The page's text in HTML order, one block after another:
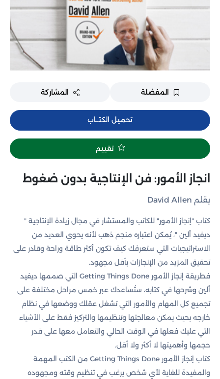
المفضلة المشاركة
تحميل الكتــاب
تقييم
انجاز الأمور: فن الإنتاجية بدون ضغوط
بقلم David Allen
كتاب "إنجاز الأمور" للكاتب والمستشار في مجال زيادة الإنتاجية "
ديفيد ألين "، يُمكن اعتباره منجم ذهب لأنه يحوي العديد من
الاستراتيجيات التي ستعرفك كيف تكون أكثر طاقة وراحة وقادر على
تحقيق المزيد من الإنجازات بأقل مجهود.
فطريقة إنجاز الأمور Getting Things Done التي صممها ديفيد
ألين وشرحها في كتابه، ستُساعدك عبر خمس مراحل مختلفة على
تجميع كل المهام والأمور التي تشغل عقلك ووضعها في نظام
خارجه بحيث يمكن معالجتها وتنظيمها والتركيز فقط على الأشياء
التي عليك فعلها في الوقت الحالي والتعامل معها على قدر
حجمها وأهميتها لا أكثر ولا أقل.
كتاب إنجاز الأمور Getting Things Done من الكتب المهمة
والمفيدة للغاية لأي شخص يرغب في تنظيم وقته ومجهوده